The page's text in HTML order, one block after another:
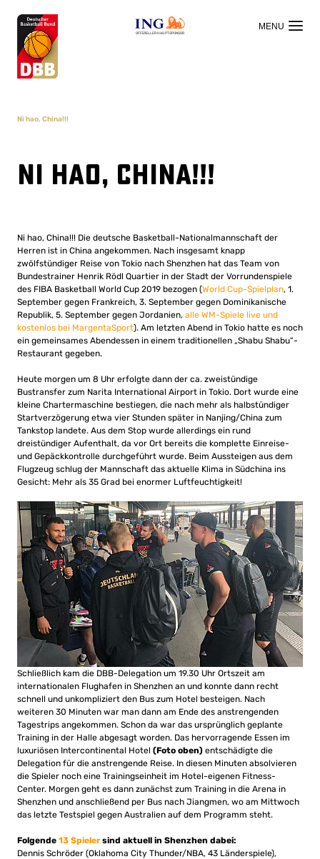
OFFIZIELLER HAUPTSPONSOR
Ni hao, China!!!
Ni hao, China!!!
Ni hao, China!!! Die deutsche Basketball-Nationalmannschaft der
Herren ist in China angekommen. Nach insgesamt knapp
zwölfstündiger Reise von Tokio nach Shenzhen hat das Team von
Bundestrainer Henrik Rödl Quartier in der Stadt der Vorrundenspiele
des FIBA Basketball World Cup 2019 bezogen (World Cup-Spielplan, 1.
September gegen Frankreich, 3. September gegen Dominikanische
Republik, 5. September gegen Jordanien, alle WM-Spiele live und
kostenlos bei MargentaSport). Am letzten Abend in Tokio hatte es noch
ein gemeinsames Abendessen in einem traditionellen „Shabu Shabu“-
Restaurant gegeben.
Heute morgen um 8 Uhr erfolgte dann der ca. zweistündige
Bustransfer zum Narita International Airport in Tokio. Dort wurde eine
kleine Chartermaschine bestiegen, die nach mehr als halbstündiger
Startverzögerung etwa vier Stunden später in Nanjing/China zum
Tankstop landete. Aus dem Stop wurde allerdings ein rund
dreistündiger Aufenthalt, da vor Ort bereits die komplette Einreise-
und Gepäckkontrolle durchgeführt wurde. Beim Aussteigen aus dem
Flugzeug schlug der Mannschaft das aktuelle Klima in Südchina ins
Gesicht: Mehr als 35 Grad bei enormer Luftfeuchtigkeit!
Schließlich kam die DBB-Delegation um 19.30 Uhr Ortszeit am
internationalen Flughafen in Shenzhen an und konnte dann recht
schnell und unkompliziert den Bus zum Hotel besteigen. Nach
weiteren 30 Minuten war man dann am Ende des anstrengenden
Tagestrips angekommen. Schon da war das ursprünglich geplante
Training in der Halle abgesagt worden. Das hervorragende Essen im
luxuriösen Intercontinental Hotel (Foto oben) entschädigte die
Delegation für die anstrengende Reise. In diesen Minuten absolvieren
die Spieler noch eine Trainingseinheit im Hotel-eigenen Fitness-
Center. Morgen geht es dann zunächst zum Training in die Arena in
Shenzhen und anschließend per Bus nach Jiangmen, wo am Mittwoch
das letzte Testspiel gegen Australien auf dem Programm steht.
Folgende 13 Spielersind aktuell in Shenzhen dabei:
Dennis Schröder (Oklahoma City Thunder/NBA, 43 Länderspiele),